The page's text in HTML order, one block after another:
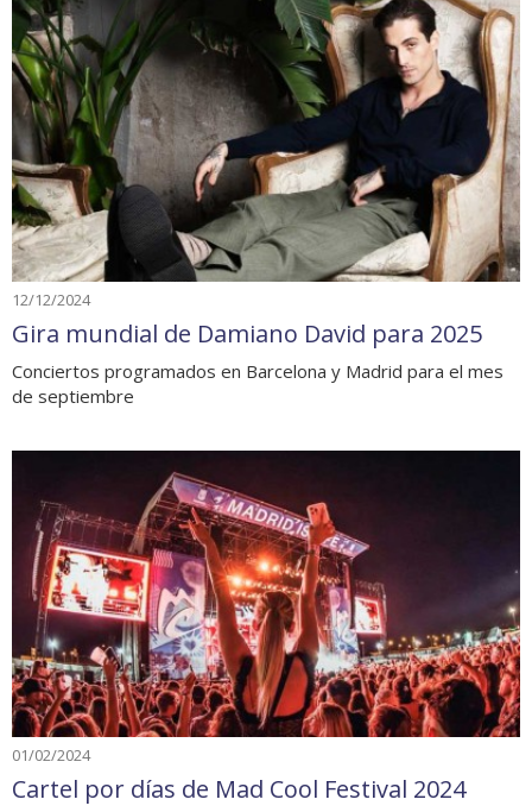
12/12/2024
Gira mundial de Damiano David para 2025
Conciertos programados en Barcelona y Madrid para el mes
de septiembre
01/02/2024
Cartel por días de Mad Cool Festival 2024